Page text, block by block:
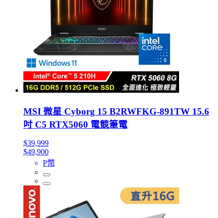
MSI 微星 Cyborg 15 B2RWFKG-891TW 15.6
吋 C5 RTX5060 電競筆電
$39,999
$49,900
P幣